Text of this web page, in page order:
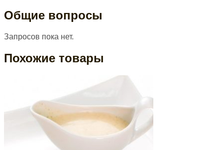
Общие вопросы
Запросов пока нет.
Похожие товары